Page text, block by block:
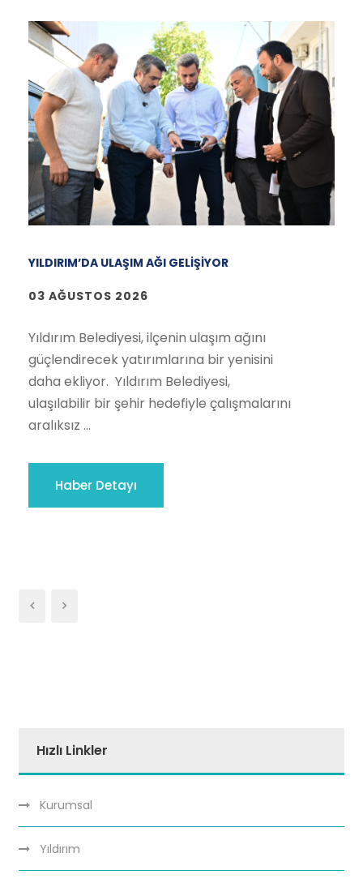
YILDIRIM’DA ULAŞIM AĞI GELİŞİYOR
03 AĞUSTOS 2026
Yıldırım Belediyesi, ilçenin ulaşım ağını
güçlendirecek yatırımlarına bir yenisini
daha ekliyor. Yıldırım Belediyesi,
ulaşılabilir bir şehir hedefiyle çalışmalarını
aralıksız ...
Haber Detayı
Hızlı Linkler
Kurumsal
Yıldırım